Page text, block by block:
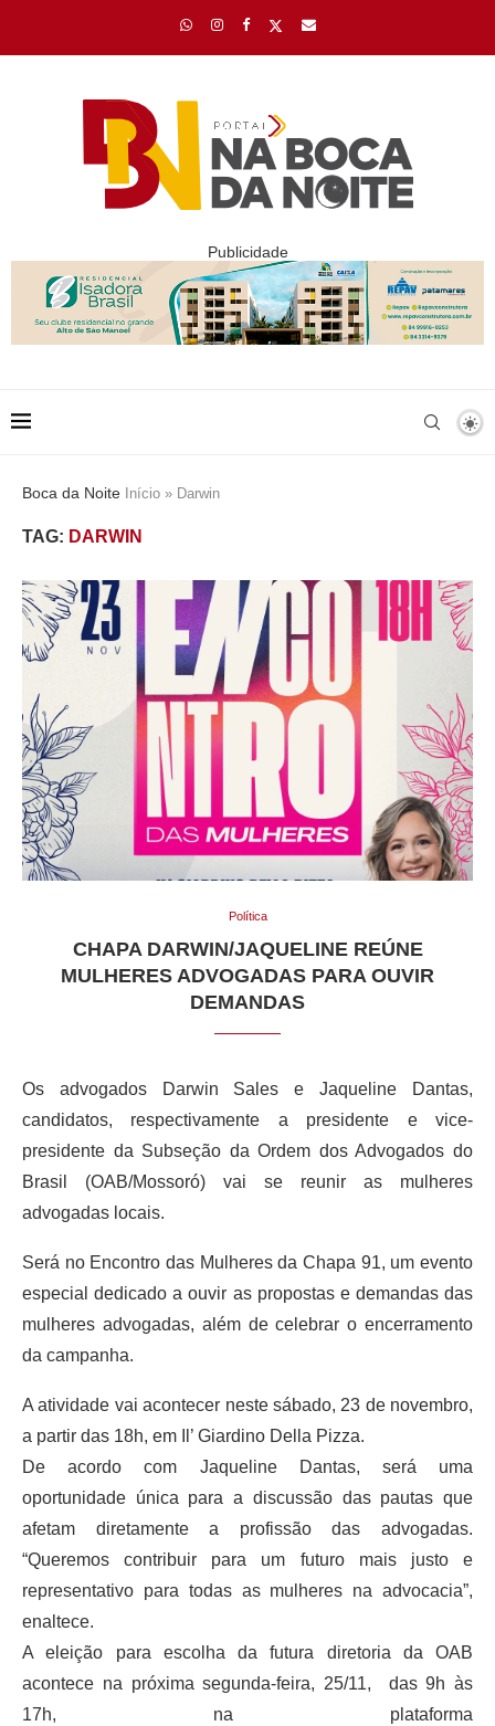
Publicidade
Boca da Noite Início » Darwin
TAG: DARWIN
Política
CHAPA DARWIN/JAQUELINE REÚNE
MULHERES ADVOGADAS PARA OUVIR
DEMANDAS
Os advogados Darwin Sales e Jaqueline Dantas,
candidatos, respectivamente a presidente e vice-
presidente da Subseção da Ordem dos Advogados do
Brasil (OAB/Mossoró) vai se reunir as mulheres
advogadas locais.
Será no Encontro das Mulheres da Chapa 91, um evento
especial dedicado a ouvir as propostas e demandas das
mulheres advogadas, além de celebrar o encerramento
da campanha.
A atividade vai acontecer neste sábado, 23 de novembro,
a partir das 18h, em Il’ Giardino Della Pizza.
De acordo com Jaqueline Dantas, será uma
oportunidade única para a discussão das pautas que
afetam diretamente a profissão das advogadas.
“Queremos contribuir para um futuro mais justo e
representativo para todas as mulheres na advocacia”,
enaltece.
A eleição para escolha da futura diretoria da OAB
acontece na próxima segunda-feira, 25/11, das 9h às
17h, na plataforma